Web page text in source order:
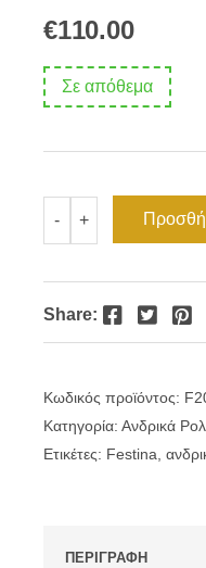
€110.00
Σε απόθεμα
-
Ανδρικό
Festina
καντράν
F20707/8
ποσότητα
+
Share: Facebook Twitter Pinterest
Κωδικός προϊόντος:
Κατηγορία: Ανδρικά
Ετικέτες: Festina,
ΠΕΡΙΓΡΑΦΗ